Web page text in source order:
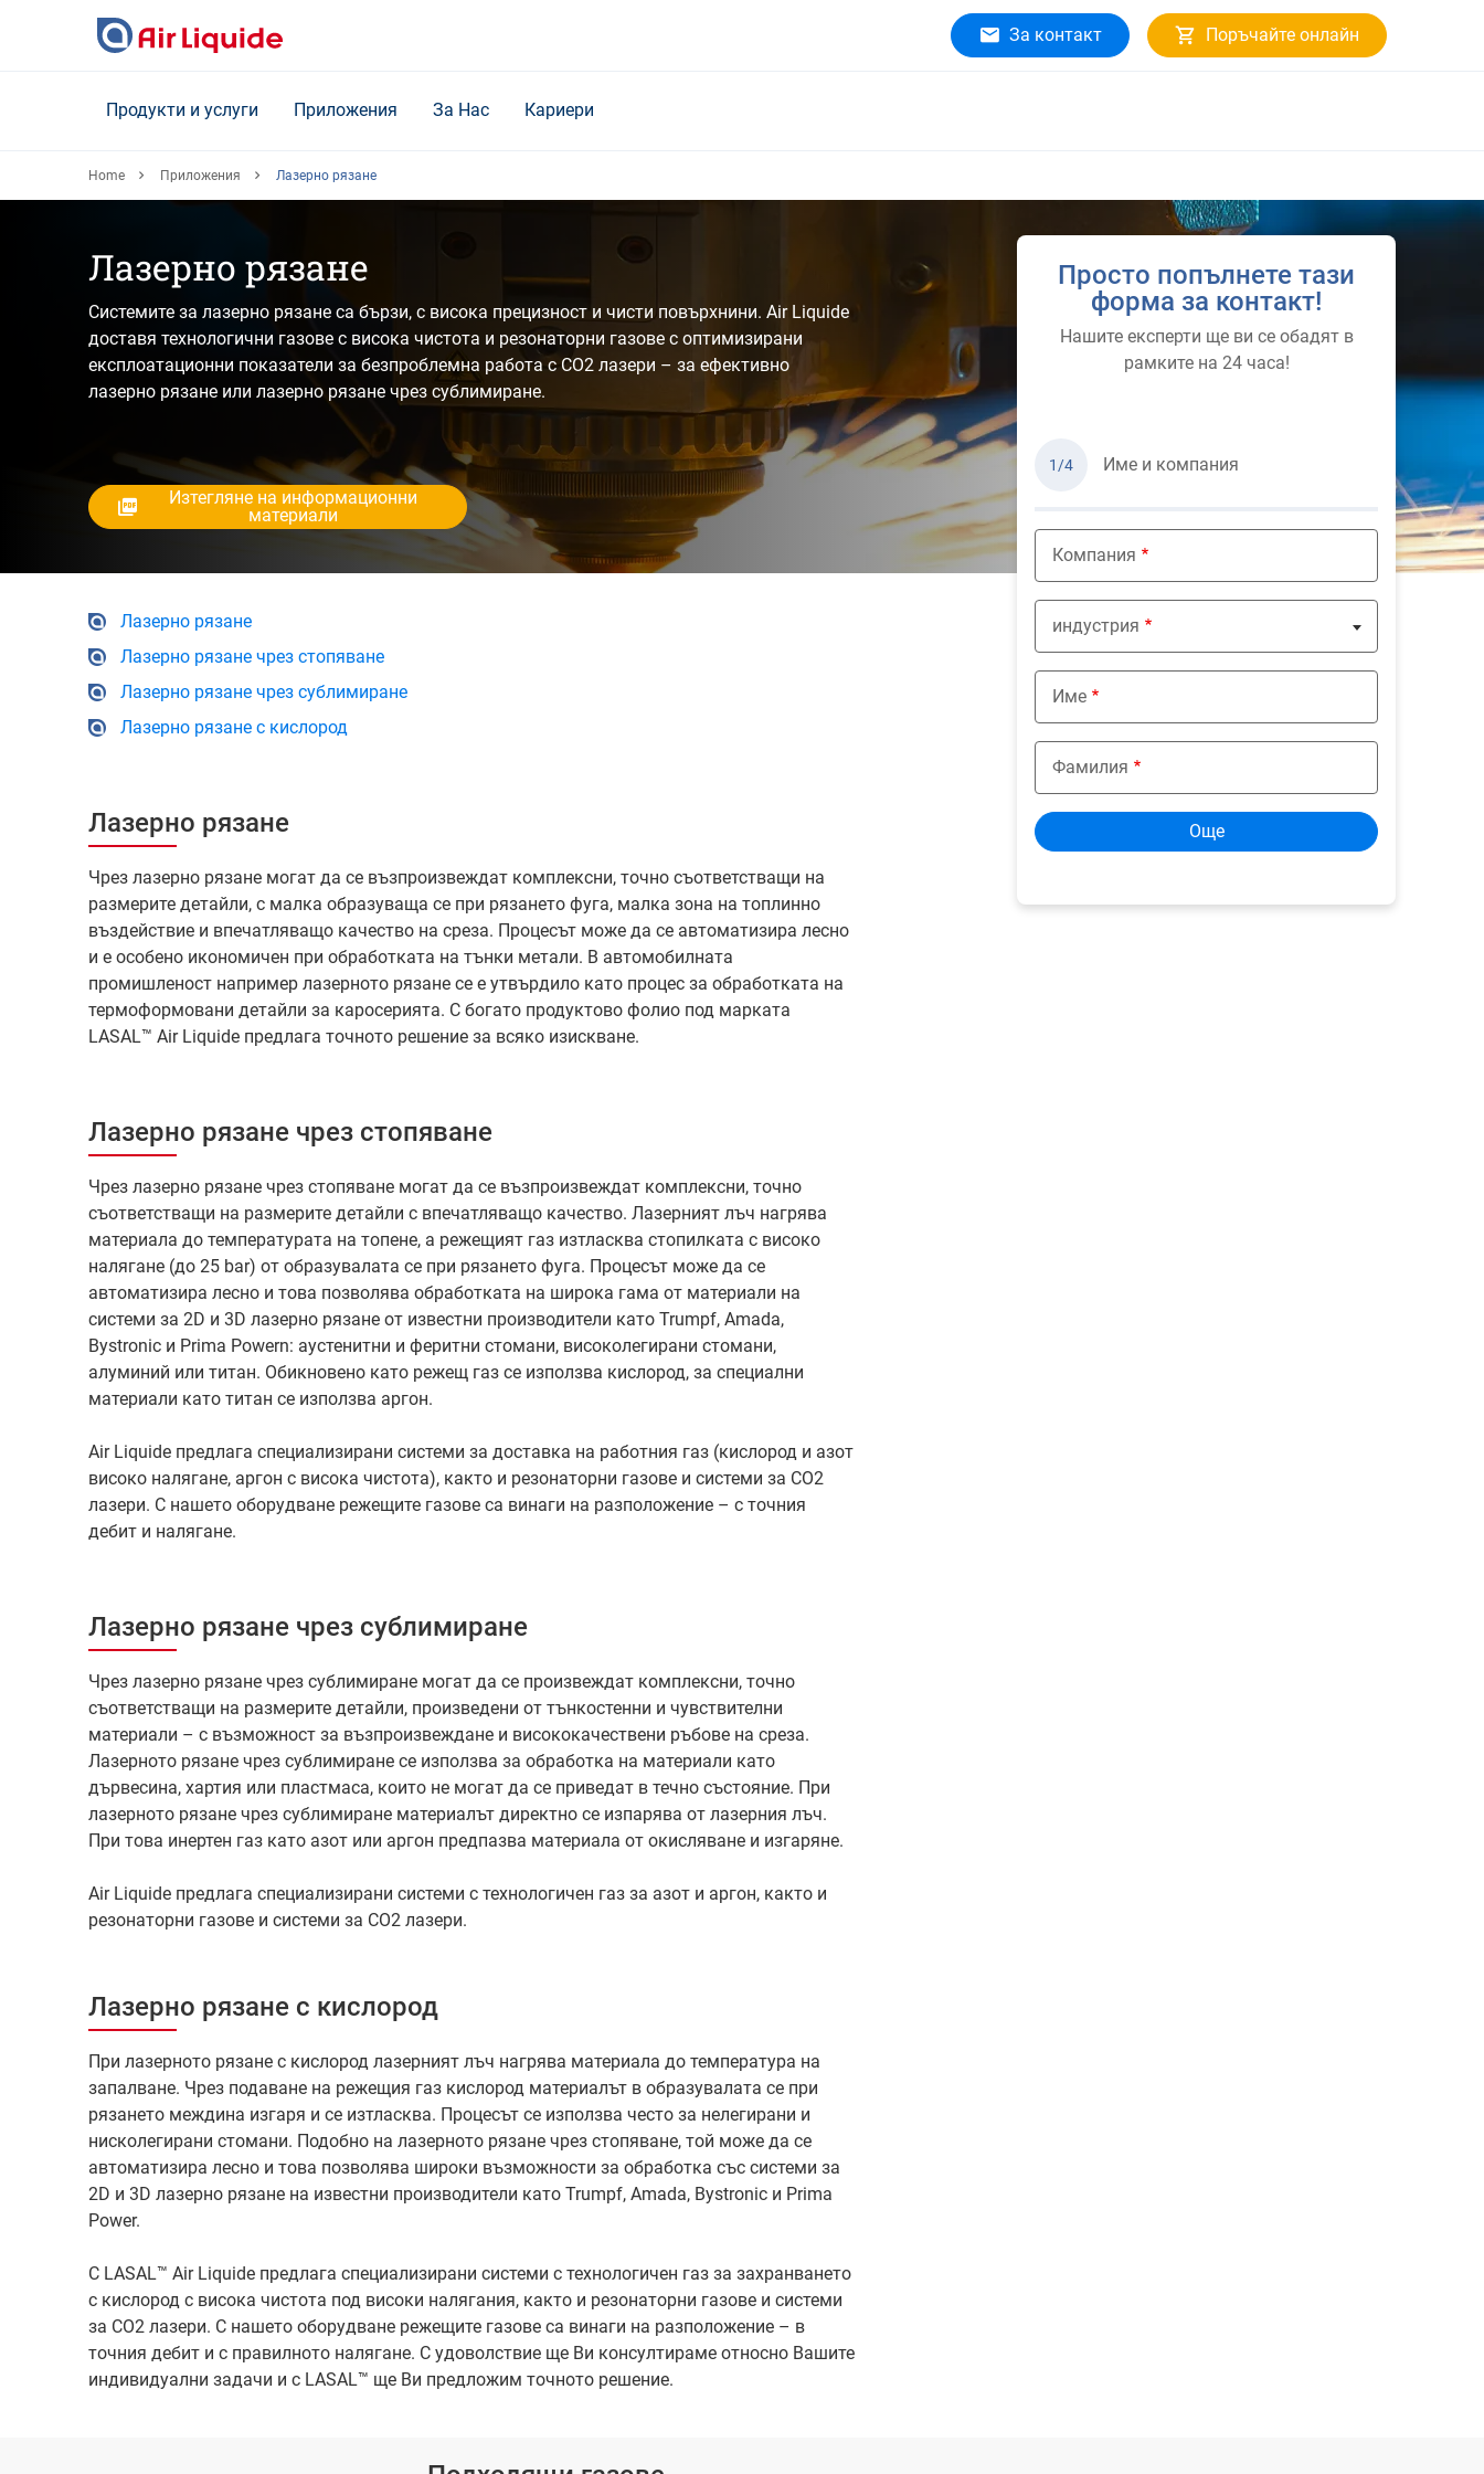
За контакт Поръчайте онлайн
Продукти и услуги Приложения За Нас Кариери
Home Приложения Лазерно рязане
Лазерно рязане
Системите за лазерно рязане са бързи, с висока прецизност и чисти повърхнини. Air Liquide
доставя технологични газове с висока чистота и резонаторни газове с оптимизирани
експлоатационни показатели за безпроблемна работа с CO2 лазери – за ефективно
лазерно рязане или лазерно рязане чрез сублимиране.
Изтегляне на информационни
материали
Лазерно рязане
Лазерно рязане чрез стопяване
Лазерно рязане чрез сублимиране
Лазерно рязане с кислород
Лазерно рязане
Чрез лазерно рязане могат да се възпроизвеждат комплексни, точно съответстващи на
размерите детайли, с малка образуваща се при рязането фуга, малка зона на топлинно
въздействие и впечатляващо качество на среза. Процесът може да се автоматизира лесно
и е особено икономичен при обработката на тънки метали. В автомобилната
промишленост например лазерното рязане се е утвърдило като процес за обработката на
термоформовани детайли за каросерията. С богато продуктово фолио под марката
LASAL™ Air Liquide предлага точното решение за всяко изискване.
Лазерно рязане чрез стопяване
Чрез лазерно рязане чрез стопяване могат да се възпроизвеждат комплексни, точно
съответстващи на размерите детайли с впечатляващо качество. Лазерният лъч нагрява
материала до температурата на топене, а режещият газ изтласква стопилката с високо
налягане (до 25 bar) от образувалата се при рязането фуга. Процесът може да се
автоматизира лесно и това позволява обработката на широка гама от материали на
системи за 2D и 3D лазерно рязане от известни производители като Trumpf, Amada,
Bystronic и Prima Powern: аустенитни и феритни стомани, високолегирани стомани,
алуминий или титан. Обикновено като режещ газ се използва кислород, за специални
материали като титан се използва аргон.
Air Liquide предлага специализирани системи за доставка на работния газ (кислород и азот
високо налягане, аргон с висока чистота), както и резонаторни газове и системи за CO2
лазери. С нашето оборудване режещите газове са винаги на разположение – с точния
дебит и налягане.
Лазерно рязане чрез сублимиране
Чрез лазерно рязане чрез сублимиране могат да се произвеждат комплексни, точно
съответстващи на размерите детайли, произведени от тънкостенни и чувствителни
материали – с възможност за възпроизвеждане и висококачествени ръбове на среза.
Лазерното рязане чрез сублимиране се използва за обработка на материали като
дървесина, хартия или пластмаса, които не могат да се приведат в течно състояние. При
лазерното рязане чрез сублимиране материалът директно се изпарява от лазерния лъч.
При това инертен газ като азот или аргон предпазва материала от окисляване и изгаряне.
Air Liquide предлага специализирани системи с технологичен газ за азот и аргон, както и
резонаторни газове и системи за CO2 лазери.
Лазерно рязане с кислород
При лазерното рязане с кислород лазерният лъч нагрява материала до температура на
запалване. Чрез подаване на режещия газ кислород материалът в образувалата се при
рязането междина изгаря и се изтласква. Процесът се използва често за нелегирани и
нисколегирани стомани. Подобно на лазерното рязане чрез стопяване, той може да се
автоматизира лесно и това позволява широки възможности за обработка със системи за
2D и 3D лазерно рязане на известни производители като Trumpf, Amada, Bystronic и Prima
Power.
С LASAL™ Air Liquide предлага специализирани системи с технологичен газ за захранването
с кислород с висока чистота под високи налягания, както и резонаторни газове и системи
за CO2 лазери. С нашето оборудване режещите газове са винаги на разположение – в
точния дебит и с правилното налягане. С удоволствие ще Ви консултираме относно Вашите
индивидуални задачи и с LASAL™ ще Ви предложим точното решение.
Просто попълнете тази
форма за контакт!
Нашите експерти ще ви се обадят в
рамките на 24 часа!
1/4 Име и компания
Компания
индустрия
Nothing selected
Име
Фамилия